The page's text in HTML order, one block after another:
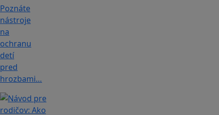
Poznáte
nástroje
na
ochranu
detí
pred
hrozbami…